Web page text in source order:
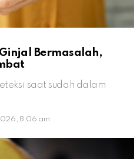
Bermasalah,
saat sudah dalam
8:06 am